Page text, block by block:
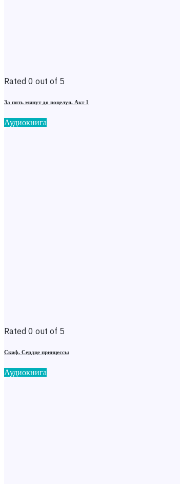
Rated 0 out of 5
За пять минут до поцелуя. Акт 1
Аудиокнига
Rated 0 out of 5
Скиф. Сердце принцессы
Аудиокнига